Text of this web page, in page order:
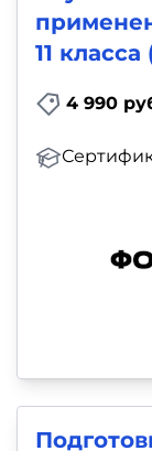
11
4 990